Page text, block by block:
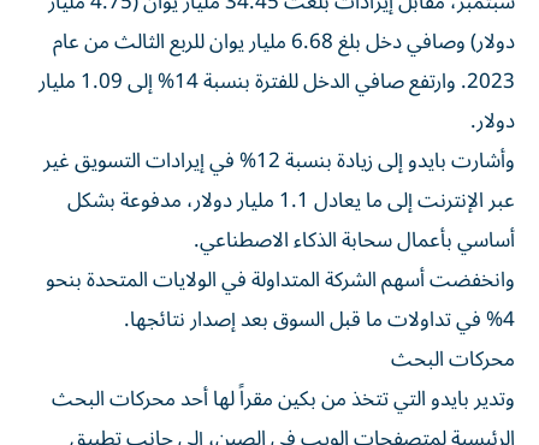
دولار) وصافي دخل بلغ 6.68 مليار يوان للربع الثالث من عام
2023. وارتفع صافي الدخل للفترة بنسبة 14% إلى 1.09 مليار
دولار.
وأشارت بايدو إلى زيادة بنسبة 12% في إيرادات التسويق غير
عبر الإنترنت إلى ما يعادل 1.1 مليار دولار، مدفوعة بشكل
أساسي بأعمال سحابة الذكاء الاصطناعي.
وانخفضت أسهم الشركة المتداولة في الولايات المتحدة بنحو
4% في تداولات ما قبل السوق بعد إصدار نتائجها.
محركات البحث
وتدير بايدو التي تتخذ من بكين مقراً لها أحد محركات البحث